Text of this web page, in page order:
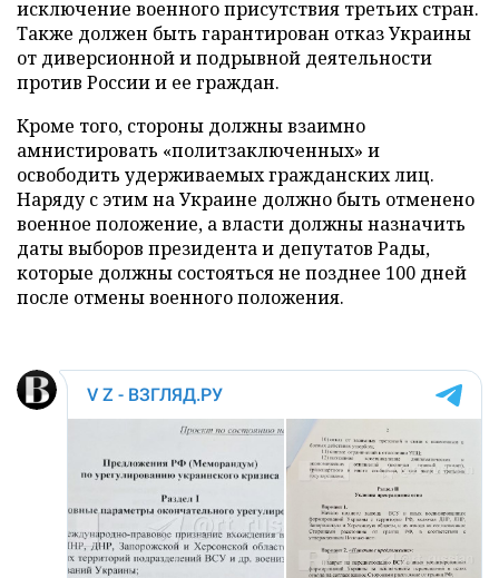
исключение военного присутствия третьих стран.
Также должен быть гарантирован отказ Украины
от диверсионной и подрывной деятельности
против России и ее граждан.
Кроме того, стороны должны взаимно
амнистировать «политзаключенных» и
освободить удерживаемых гражданских лиц.
Наряду с этим на Украине должно быть отменено
военное положение, а власти должны назначить
даты выборов президента и депутатов Рады,
которые должны состояться не позднее 100 дней
после отмены военного положения.